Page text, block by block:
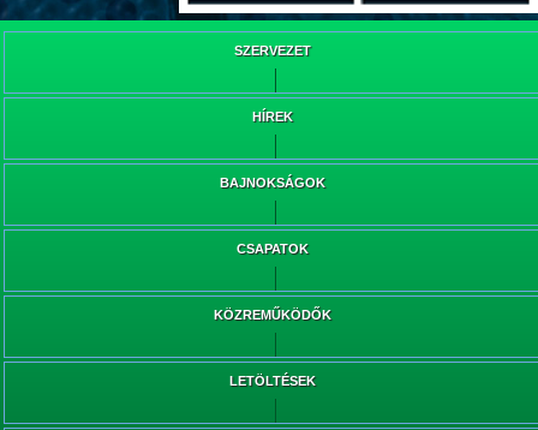
SZERVEZET
HÍREK
BAJNOKSÁGOK
CSAPATOK
KÖZREMŰKÖDŐK
LETÖLTÉSEK